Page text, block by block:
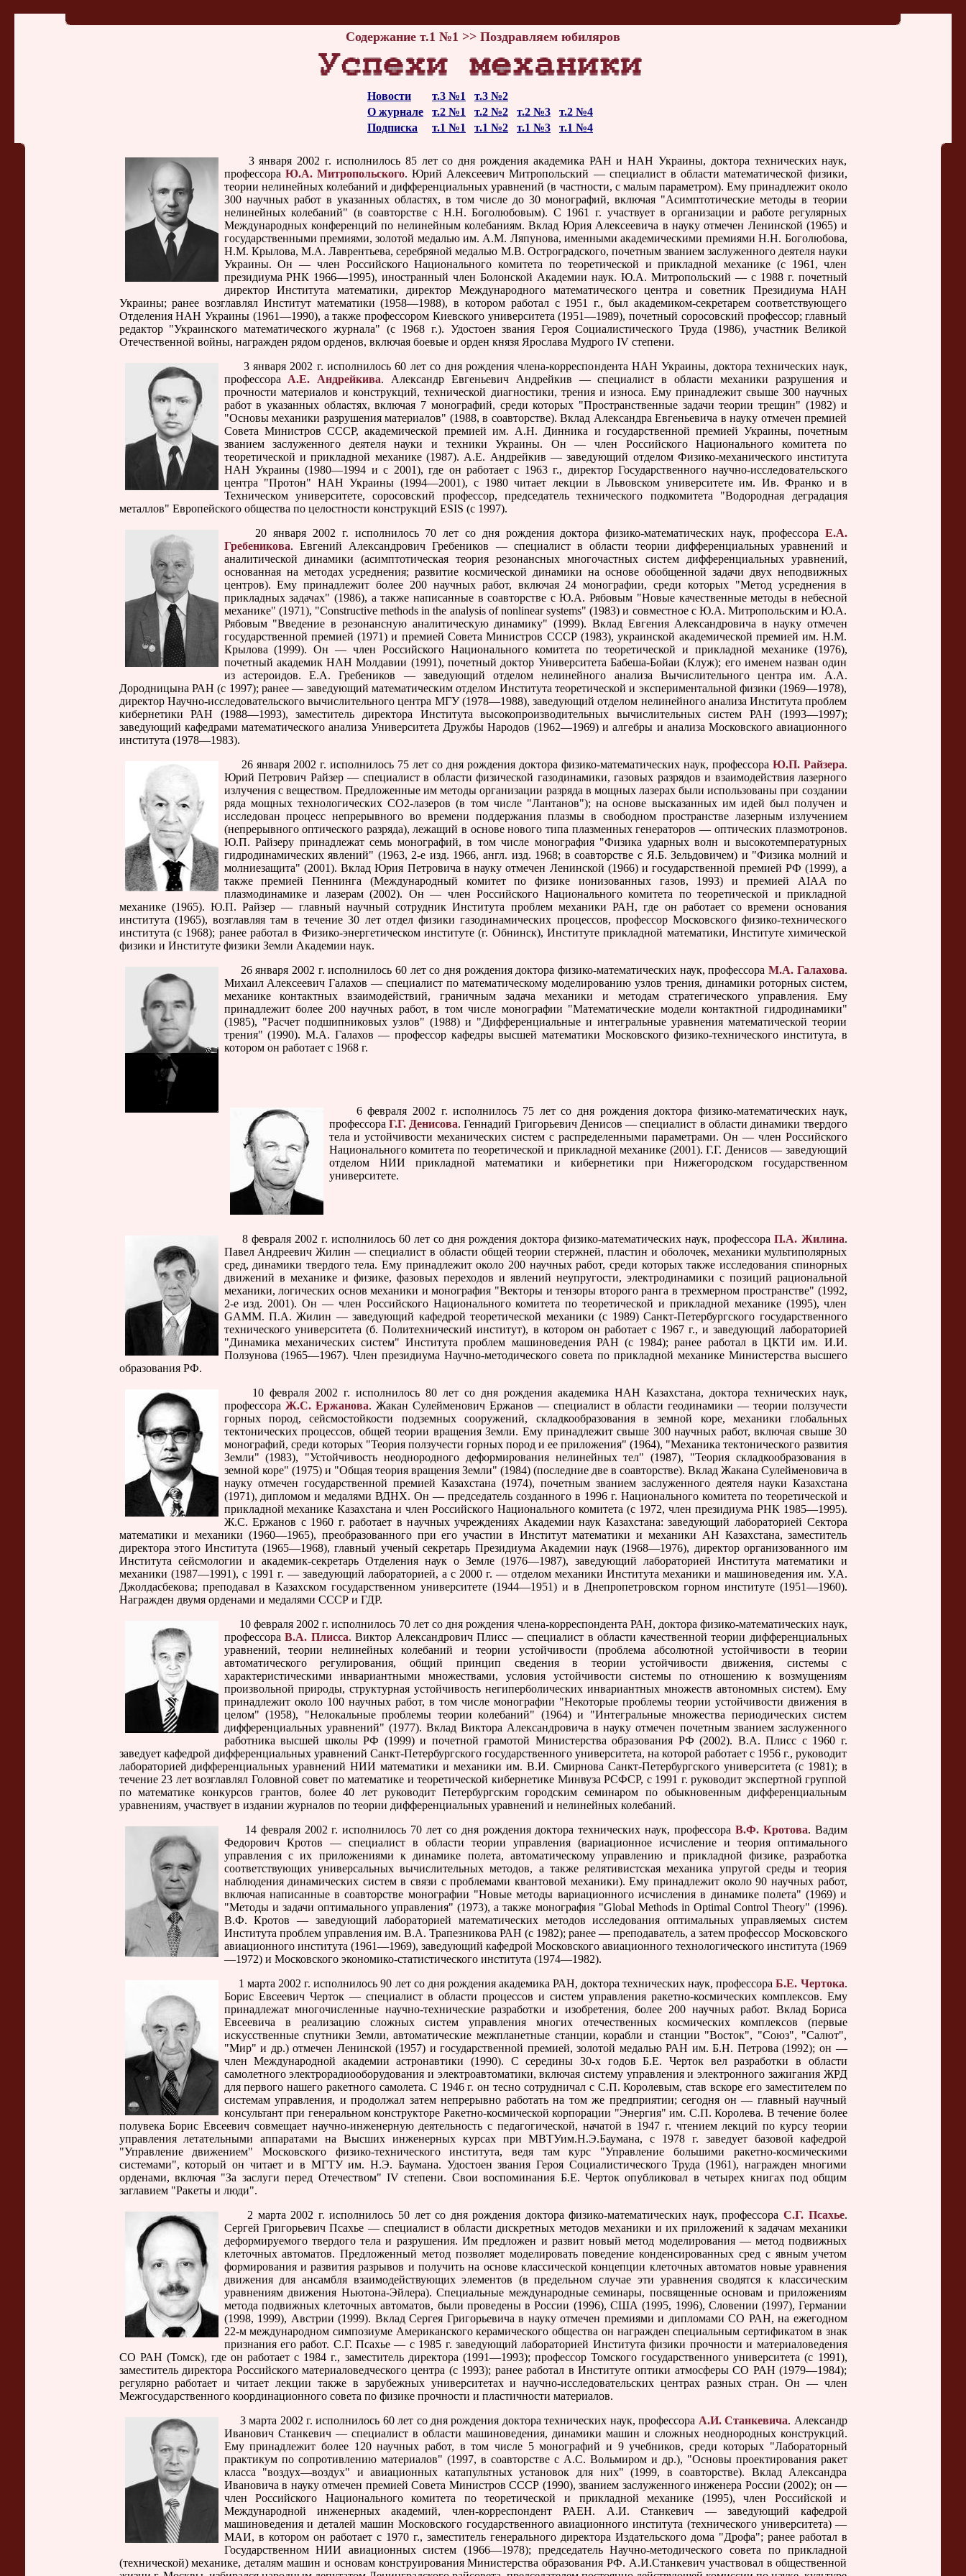
Содержание т.1 №1 >> Поздравляем юбиляров
Новости т.3 №1
т.3 №2
О журнале
т.2 №1 т.2 №2 т.2 №3
т.2 №4
Подписка
т.1 №1 т.1 №2 т.1 №3 т.1 №4
3 января 2002 г. исполнилось 85 лет со дня рождения академика РАН и НАН Украины, доктора технических наук,
профессора Ю.А. Митропольского. Юрий Алексеевич Митропольский — специалист в области математической физики,
теории нелинейных колебаний и дифференциальных уравнений (в частности, с малым параметром). Ему принадлежит около
300 научных работ в указанных областях, в том числе до 30 монографий, включая "Асимптотические методы в теории
нелинейных колебаний" (в соавторстве с Н.Н. Боголюбовым). С 1961 г. участвует в организации и работе регулярных
Международных конференций по нелинейным колебаниям. Вклад Юрия Алексеевича в науку отмечен Ленинской (1965) и
государственными премиями, золотой медалью им. А.М. Ляпунова, именными академическими премиями Н.Н. Боголюбова,
Н.М. Крылова, М.А. Лаврентьева, серебряной медалью М.В. Остроградского, почетным званием заслуженного деятеля науки
Украины. Он — член Российского Национального комитета по теоретической и прикладной механике (c 1961, член
президиума РНК 1966—1995), иностранный член Болонской Академии наук. Ю.А. Митропольский — с 1988 г. почетный
директор Института математики, директор Международного математического центра и советник Президиума НАН
Украины; ранее возглавлял Институт математики (1958—1988), в котором работал с 1951 г., был академиком-секретарем соответствующего
Отделения НАН Украины (1961—1990), а также профессором Киевского университета (1951—1989), почетный соросовский профессор; главный
редактор "Украинского математического журнала" (с 1968 г.). Удостоен звания Героя Социалистического Труда (1986), участник Великой
Отечественной войны, награжден рядом орденов, включая боевые и орден князя Ярослава Мудрого IV степени.
3 января 2002 г. исполнилось 60 лет со дня рождения члена-корреспондента НАН Украины, доктора технических наук,
профессора А.Е. Андрейкива. Александр Евгеньевич Андрейкив — специалист в области механики разрушения и
прочности материалов и конструкций, технической диагностики, трения и износа. Ему принадлежит свыше 300 научных
работ в указанных областях, включая 7 монографий, среди которых "Пространственные задачи теории трещин" (1982) и
"Основы механики разрушения материалов" (1988, в соавторстве). Вклад Александра Евгеньевича в науку отмечен премией
Совета Министров СССР, академической премией им. А.Н. Динника и государственной премией Украины, почетным
званием заслуженного деятеля науки и техники Украины. Он — член Российского Национального комитета по
теоретической и прикладной механике (1987). А.Е. Андрейкив — заведующий отделом Физико-механического института
НАН Украины (1980—1994 и с 2001), где он работает с 1963 г., директор Государственного научно-исследовательского
центра "Протон" НАН Украины (1994—2001), с 1980 читает лекции в Львовском университете им. Ив. Франко и в
Техническом университете, соросовский профессор, председатель технического подкомитета "Водородная деградация
металлов" Европейского общества по целостности конструкций ESIS (с 1997).
20 января 2002 г. исполнилось 70 лет со дня рождения доктора физико-математических наук, профессора Е.А.
Гребеникова. Евгений Александрович Гребеников — специалист в области теории дифференциальных уравнений и
аналитической динамики (асимптотическая теория резонансных многочастных систем дифференциальных уравнений,
основанная на методах усреднения; развитие космической динамики на основе обобщенной задачи двух неподвижных
центров). Ему принадлежит более 200 научных работ, включая 24 монографии, среди которых "Метод усреднения в
прикладных задачах" (1986), а также написанные в соавторстве с Ю.А. Рябовым "Новые качественные методы в небесной
механике" (1971), "Constructive methods in the analysis of nonlinear systems" (1983) и совместное с Ю.А. Митропольским и Ю.А.
Рябовым "Введение в резонансную аналитическую динамику" (1999). Вклад Евгения Александровича в науку отмечен
государственной премией (1971) и премией Совета Министров СССР (1983), украинской академической премией им. Н.М.
Крылова (1999). Он — член Российского Национального комитета по теоретической и прикладной механике (1976),
почетный академик НАН Молдавии (1991), почетный доктор Университета Бабеша-Бойаи (Клуж); его именем назван один
из астероидов. Е.А. Гребеников — заведующий отделом нелинейного анализа Вычислительного центра им. А.А.
Дородницына РАН (с 1997); ранее — заведующий математическим отделом Института теоретической и экспериментальной физики (1969—1978),
директор Научно-исследовательского вычислительного центра МГУ (1978—1988), заведующий отделом нелинейного анализа Института проблем
кибернетики РАН (1988—1993), заместитель директора Института высокопроизводительных вычислительных систем РАН (1993—1997);
заведующий кафедрами математического анализа Университета Дружбы Народов (1962—1969) и алгебры и анализа Московского авиационного
института (1978—1983).
26 января 2002 г. исполнилось 75 лет со дня рождения доктора физико-математических наук, профессора Ю.П. Райзера.
Юрий Петрович Райзер — специалист в области физической газодинамики, газовых разрядов и взаимодействия лазерного
излучения с веществом. Предложенные им методы организации разряда в мощных лазерах были использованы при создании
ряда мощных технологических CO2-лазеров (в том числе "Лантанов"); на основе высказанных им идей был получен и
исследован процесс непрерывного во времени поддержания плазмы в свободном пространстве лазерным излучением
(непрерывного оптического разряда), лежащий в основе нового типа плазменных генераторов — оптических плазмотронов.
Ю.П. Райзеру принадлежат семь монографий, в том числе монография "Физика ударных волн и высокотемпературных
гидродинамических явлений" (1963, 2-е изд. 1966, англ. изд. 1968; в соавторстве с Я.Б. Зельдовичем) и "Физика молний и
молниезащита" (2001). Вклад Юрия Петровича в науку отмечен Ленинской (1966) и государственной премией РФ (1999), а
также премией Пеннинга (Международный комитет по физике ионизованных газов, 1993) и премией AIAA по
плазмодинамике и лазерам (2002). Он — член Российского Национального комитета по теоретической и прикладной
механике (1965). Ю.П. Райзер — главный научный сотрудник Института проблем механики РАН, где он работает со времени основания
института (1965), возглавляя там в течение 30 лет отдел физики газодинамических процессов, профессор Московского физико-технического
института (с 1968); ранее работал в Физико-энергетическом институте (г. Обнинск), Институте прикладной математики, Институте химической
физики и Институте физики Земли Академии наук.
26 января 2002 г. исполнилось 60 лет со дня рождения доктора физико-математических наук, профессора М.А. Галахова.
Михаил Алексеевич Галахов — специалист по математическому моделированию узлов трения, динамики роторных систем,
механике контактных взаимодействий, граничным задача механики и методам стратегического управления. Ему
принадлежит более 200 научных работ, в том числе монографии "Математические модели контактной гидродинамики"
(1985), "Расчет подшипниковых узлов" (1988) и "Дифференциальные и интегральные уравнения математической теории
трения" (1990). М.А. Галахов — профессор кафедры высшей математики Московского физико-технического института, в
котором он работает с 1968 г.
6 февраля 2002 г. исполнилось 75 лет со дня рождения доктора физико-математических наук,
профессора Г.Г. Денисова. Геннадий Григорьевич Денисов — специалист в области динамики твердого
тела и устойчивости механических систем с распределенными параметрами. Он — член Российского
Национального комитета по теоретической и прикладной механике (2001). Г.Г. Денисов — заведующий
отделом НИИ прикладной математики и кибернетики при Нижегородском государственном
университете.
8 февраля 2002 г. исполнилось 60 лет со дня рождения доктора физико-математических наук, профессораП.А. Жилина.
Павел Андреевич Жилин — специалист в области общей теории стержней, пластин и оболочек, механики мультиполярных
сред, динамики твердого тела. Ему принадлежит около 200 научных работ, среди которых также исследования спинорных
движений в механике и физике, фазовых переходов и явлений неупругости, электродинамики с позиций рациональной
механики, логических основ механики и монография "Векторы и тензоры второго ранга в трехмерном пространстве" (1992,
2-е изд. 2001). Он — член Российского Национального комитета по теоретической и прикладной механике (1995), член
GAMM. П.А. Жилин — заведующий кафедрой теоретической механики (с 1989) Санкт-Петербургского государственного
технического университета (б. Политехнический институт), в котором он работает с 1967 г., и заведующий лабораторией
"Динамика механических систем" Института проблем машиноведения РАН (с 1984); ранее работал в ЦКТИ им. И.И.
Ползунова (1965—1967). Член президиума Научно-методического совета по прикладной механике Министерства высшего
образования РФ.
10 февраля 2002 г. исполнилось 80 лет со дня рождения академика НАН Казахстана, доктора технических наук,
профессора Ж.С. Ержанова. Жакан Сулейменович Ержанов — специалист в области геодинамики — теории ползучести
горных пород, сейсмостойкости подземных сооружений, складкообразования в земной коре, механики глобальных
тектонических процессов, общей теории вращения Земли. Ему принадлежит свыше 300 научных работ, включая свыше 30
монографий, среди которых "Теория ползучести горных пород и ее приложения" (1964), "Механика тектонического развития
Земли" (1983), "Устойчивость неоднородного деформирования нелинейных тел" (1987), "Теория складкообразования в
земной коре" (1975) и "Общая теория вращения Земли" (1984) (последние две в соавторстве). Вклад Жакана Сулейменовича в
науку отмечен государственной премией Казахстана (1974), почетным званием заслуженного деятеля науки Казахстана
(1971), дипломом и медалями ВДНХ. Он — председатель созданного в 1996 г. Национального комитета по теоретической и
прикладной механике Казахстана и член Российского Национального комитета (с 1972, член президиума РНК 1985—1995).
Ж.С. Ержанов с 1960 г. работает в научных учреждениях Академии наук Казахстана: заведующий лабораторией Сектора
математики и механики (1960—1965), преобразованного при его участии в Институт математики и механики АН Казахстана, заместитель
директора этого Института (1965—1968), главный ученый секретарь Президиума Академии наук (1968—1976), директор организованного им
Института сейсмологии и академик-секретарь Отделения наук о Земле (1976—1987), заведующий лабораторией Института математики и
механики (1987—1991), с 1991 г. — заведующий лабораторией, а с 2000 г. — отделом механики Института механики и машиноведения им. У.А.
Джолдасбекова; преподавал в Казахском государственном университете (1944—1951) и в Днепропетровском горном институте (1951—1960).
Награжден двумя орденами и медалями СССР и ГДР.
10 февраля 2002 г. исполнилось 70 лет со дня рождения члена-корреспондента РАН, доктора физико-математических наук,
профессора В.А. Плисса. Виктор Александрович Плисс — специалист в области качественной теории дифференциальных
уравнений, теории нелинейных колебаний и теории устойчивости (проблема абсолютной устойчивости в теории
автоматического регулирования, общий принцип сведения в теории устойчивости движения, системы с
характеристическими инвариантными множествами, условия устойчивости системы по отношению к возмущениям
произвольной природы, структурная устойчивость негиперболических инвариантных множеств автономных систем). Ему
принадлежит около 100 научных работ, в том числе монографии "Некоторые проблемы теории устойчивости движения в
целом" (1958), "Нелокальные проблемы теории колебаний" (1964) и "Интегральные множества периодических систем
дифференциальных уравнений" (1977). Вклад Виктора Александровича в науку отмечен почетным званием заслуженного
работника высшей школы РФ (1999) и почетной грамотой Министерства образования РФ (2002). В.А. Плисс с 1960 г.
заведует кафедрой дифференциальных уравнений Санкт-Петербургского государственного университета, на которой работает с 1956 г., руководит
лабораторией дифференциальных уравнений НИИ математики и механики им. В.И. Смирнова Санкт-Петербургского университета (c 1981); в
течение 23 лет возглавлял Головной совет по математике и теоретической кибернетике Минвуза РСФСР, с 1991 г. руководит экспертной группой
по математике конкурсов грантов, более 40 лет руководит Петербургским городским семинаром по обыкновенным дифференциальным
уравнениям, участвует в издании журналов по теории дифференциальных уравнений и нелинейных колебаний.
14 февраля 2002 г. исполнилось 70 лет со дня рождения доктора технических наук, профессора В.Ф. Кротова. Вадим
Федорович Кротов — специалист в области теории управления (вариационное исчисление и теория оптимального
управления с их приложениями к динамике полета, автоматическому управлению и прикладной физике, разработка
соответствующих универсальных вычислительных методов, а также релятивистская механика упругой среды и теория
наблюдения динамических систем в связи с проблемами квантовой механики). Ему принадлежит около 90 научных работ,
включая написанные в соавторстве монографии "Новые методы вариационного исчисления в динамике полета" (1969) и
"Методы и задачи оптимального управления" (1973), а также монография "Global Methods in Optimal Control Theory" (1996).
В.Ф. Кротов — заведующий лабораторией математических методов исследования оптимальных управляемых систем
Института проблем управления им. В.А. Трапезникова РАН (с 1982); ранее — преподаватель, а затем профессор Московского
авиационного института (1961—1969), заведующий кафедрой Московского авиационного технологического института (1969
—1972) и Московского экономико-статистического института (1974—1982).
1 марта 2002 г. исполнилось 90 лет со дня рождения академика РАН, доктора технических наук, профессораБ.Е. Чертока.
Борис Евсеевич Черток — специалист в области процессов и систем управления ракетно-космических комплексов. Ему
принадлежат многочисленные научно-технические разработки и изобретения, более 200 научных работ. Вклад Бориса
Евсеевича в реализацию сложных систем управления многих отечественных космических комплексов (первые
искусственные спутники Земли, автоматические межпланетные станции, корабли и станции "Восток", "Союз", "Салют",
"Мир" и др.) отмечен Ленинской (1957) и государственной премией, золотой медалью РАН им. Б.Н. Петрова (1992); он —
член Международной академии астронавтики (1990). С середины 30-х годов Б.Е. Черток вел разработки в области
самолетного электрорадиооборудования и электроавтоматики, включая систему управления и электронного зажигания ЖРД
для первого нашего ракетного самолета. С 1946 г. он тесно сотрудничал с С.П. Королевым, став вскоре его заместителем по
системам управления, и продолжал затем непрерывно работать на том же предприятии; сегодня он — главный научный
консультант при генеральном конструкторе Ракетно-космической корпорации "Энергия" им. С.П. Королева. В течение более
полувека Борис Евсеевич совмещает научно-инженерную деятельность с педагогической, начатой в 1947 г. чтением лекций по курсу теории
управления летательными аппаратами на Высших инженерных курсах при МВТУим.Н.Э.Баумана, с 1978 г. заведует базовой кафедрой
"Управление движением" Московского физико-технического института, ведя там курс "Управление большими ракетно-космическими
системами", который он читает и в МГТУ им. Н.Э. Баумана. Удостоен звания Героя Социалистического Труда (1961), награжден многими
орденами, включая "За заслуги перед Отечеством" IV степени. Свои воспоминания Б.Е. Черток опубликовал в четырех книгах под общим
заглавием "Ракеты и люди".
2 марта 2002 г. исполнилось 50 лет со дня рождения доктора физико-математических наук, профессора С.Г. Псахье.
Сергей Григорьевич Псахье — специалист в области дискретных методов механики и их приложений к задачам механики
деформируемого твердого тела и разрушения. Им предложен и развит новый метод моделирования — метод подвижных
клеточных автоматов. Предложенный метод позволяет моделировать поведение конденсированных сред с явным учетом
формирования и развития разрывов и получить на основе классической концепции клеточных автоматов новые уравнения
движения для ансамбля взаимодействующих элементов (в предельном случае эти уравнения сводятся к классическим
уравнениям движения Ньютона-Эйлера). Специальные международные семинары, посвященные основам и приложениям
метода подвижных клеточных автоматов, были проведены в России (1996), США (1995, 1996), Словении (1997), Германии
(1998, 1999), Австрии (1999). Вклад Сергея Григорьевича в науку отмечен премиями и дипломами СО РАН, на ежегодном
22-м международном симпозиуме Американского керамического общества он награжден специальным сертификатом в знак
признания его работ. С.Г. Псахье — c 1985 г. заведующий лабораторией Института физики прочности и материаловедения
СО РАН (Томск), где он работает с 1984 г., заместитель директора (1991—1993); профессор Томского государственного университета (с 1991),
заместитель директора Российского материаловедческого центра (с 1993); ранее работал в Институте оптики атмосферы СО РАН (1979—1984);
регулярно работает и читает лекции также в зарубежных университетах и научно-исследовательских центрах разных стран. Он — член
Межгосударственного координационного совета по физике прочности и пластичности материалов.
3 марта 2002 г. исполнилось 60 лет со дня рождения доктора технических наук, профессора А.И. Станкевича. Александр
Иванович Станкевич — специалист в области машиноведения, динамики машин и сложных неоднородных конструкций.
Ему принадлежит более 120 научных работ, в том числе 5 монографий и 9 учебников, среди которых "Лабораторный
практикум по сопротивлению материалов" (1997, в соавторстве с А.С. Вольмиром и др.), "Основы проектирования ракет
класса "воздух—воздух" и авиационных катапультных установок для них" (1999, в соавторстве). Вклад Александра
Ивановича в науку отмечен премией Совета Министров СССР (1990), званием заслуженного инженера России (2002); он —
член Российского Национального комитета по теоретической и прикладной механике (1995), член Российской и
Международной инженерных академий, член-корреспондент РАЕН. А.И. Станкевич — заведующий кафедрой
машиноведения и деталей машин Московского государственного авиационного института (технического университета) —
МАИ, в котором он работает с 1970 г., заместитель генерального директора Издательского дома "Дрофа"; ранее работал в
Государственном НИИ авиационных систем (1966—1978); председатель Научно-методического совета по прикладной
(технической) механике, деталям машин и основам конструирования Министерства образования РФ. А.И.Станкевич участвовал в общественной